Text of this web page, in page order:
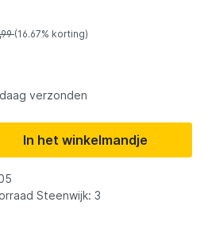
(16.67% korting)
verzonden
In het winkelmandje
Steenwijk: 3